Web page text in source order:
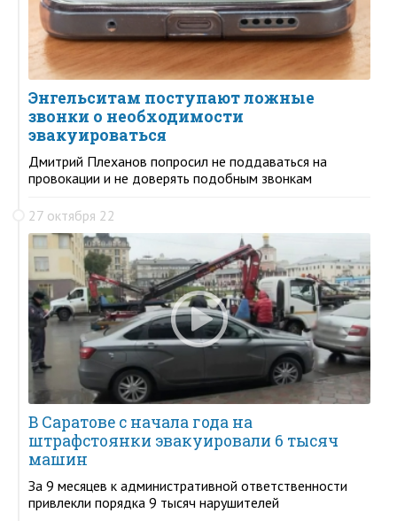
Энгельситам поступают ложные
звонки о необходимости
эвакуироваться
Дмитрий Плеханов попросил не поддаваться на
провокации и не доверять подобным звонкам
27 октября 22
В Саратове с начала года на
штрафстоянки эвакуировали 6 тысяч
машин
За 9 месяцев к административной ответственности
привлекли порядка 9 тысяч нарушителей